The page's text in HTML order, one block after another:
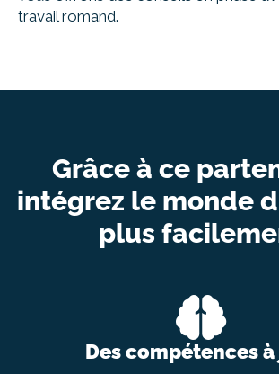
travail romand.
Grâce à ce
intégrez le monde
plus
Des compétences